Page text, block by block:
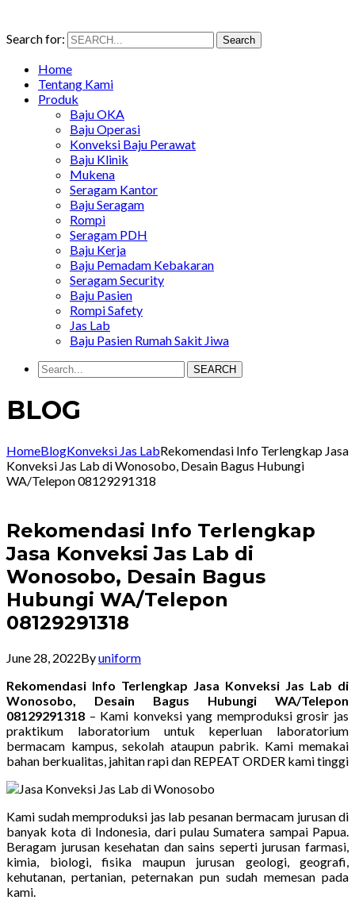
Search for: Search
Home
Tentang Kami
Produk
Baju OKA
Baju Operasi
Konveksi Baju Perawat
Baju Klinik
Mukena
Seragam Kantor
Baju Seragam
Rompi
Seragam PDH
Baju Kerja
Baju Pemadam Kebakaran
Seragam Security
Baju Pasien
Rompi Safety
Jas Lab
Baju Pasien Rumah Sakit Jiwa
SEARCH
BLOG
HomeBlogKonveksi Jas LabRekomendasi Info Terlengkap Jasa
Konveksi Jas Lab di Wonosobo, Desain Bagus Hubungi
WA/Telepon 08129291318
Rekomendasi Info Terlengkap
Jasa Konveksi Jas Lab di
Wonosobo, Desain Bagus
Hubungi WA/Telepon
08129291318
June 28, 2022Byuniform
Rekomendasi Info Terlengkap Jasa Konveksi Jas Lab di
Wonosobo, Desain Bagus Hubungi WA/Telepon
08129291318 – Kami konveksi yang memproduksi grosir jas
praktikum laboratorium untuk keperluan laboratorium
bermacam kampus, sekolah ataupun pabrik. Kami memakai
bahan berkualitas, jahitan rapi dan REPEAT ORDER kami tinggi
Kami sudah memproduksi jas lab pesanan bermacam jurusan di
banyak kota di Indonesia, dari pulau Sumatera sampai Papua.
Beragam jurusan kesehatan dan sains seperti jurusan farmasi,
kimia, biologi, fisika maupun jurusan geologi, geografi,
kehutanan, pertanian, peternakan pun sudah memesan pada
kami.